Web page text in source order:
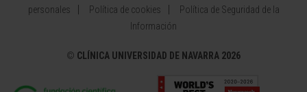
personales
Política de cookies
Política de Seguridad de la
Información
© CLÍNICA UNIVERSIDAD DE NAVARRA 2026